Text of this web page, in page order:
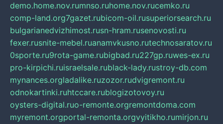
demo.home.nov.rumnso.ruhome.nov.rucemko.ru
comp-land.org7gazet.rubicom-oil.rusuperiorsearch.ru
bulgarianedvizhimost.rusn-hram.rusenovosti.ru
fexer.rusnite-mebel.ruanamvkusno.rutechnosaratov.ru
0sporte.ru9rota-game.rubigbad.ru227gp.ruwes-ex.ru
pro-kirpichi.ruisraelsale.rublack-lady.rustroy-db.com
mynances.orgladalike.ruzozor.rudvigremont.ru
odnokartinki.ruhtccare.rublogizotovoy.ru
oysters-digital.ruo-remonte.orgremontdoma.com
myremont.orgportal-remonta.orgvyitikho.rumirjon.ru